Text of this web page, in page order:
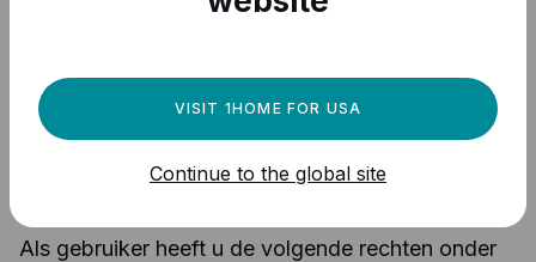
30 dagen.
Materiële en Procedurele Rechten onder
Als gebruiker heeft u de volgende rechten onder
VISIT 1HOME FOR USA
Continue to the global site